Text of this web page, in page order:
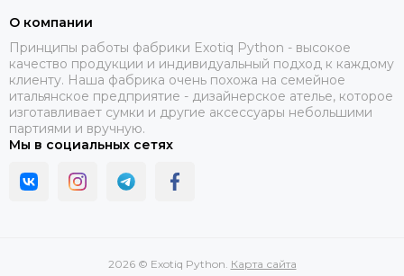
О компании
Принципы работы фабрики Exotiq Python - высокое
качество продукции и индивидуальный подход к каждому
клиенту. Наша фабрика очень похожа на семейное
итальянское предприятие - дизайнерское ателье, которое
изготавливает сумки и другие аксессуары небольшими
партиями и вручную.
Мы в социальных сетях
2026 © Exotiq Python. Карта сайта